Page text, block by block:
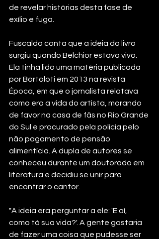
de revelar histórias desta fase de
exílio e fuga.
Fuscaldo conta que a ideia do livro
surgiu quando Belchior estava vivo.
Ela tinha lido uma matéria publicada
por Bortoloti em 2013 na revista
Época, em que o jornalista relatava
como era a vida do artista, morando
de favor na casa de fãs no Rio Grande
do Sul e procurado pela polícia pelo
não pagamento de pensão
alimentícia. A dupla de autores se
conheceu durante um doutorado em
literatura e decidiu se unir para
encontrar o cantor.
"A ideia era perguntar a ele: 'E aí,
como tá sua vida?'. A gente gostaria
de fazer uma coisa que pudesse ser